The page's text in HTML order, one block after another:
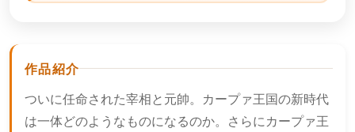
作品紹介
ついに任命された宰相と元帥。カープァ王国の新時代
は一体どのようなものになるのか。さらにカープァ王